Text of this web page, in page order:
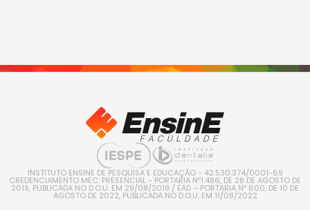
INSTITUTO ENSINE DE PESQUISA E EDUCAÇÃO - 42.530.374/0001-69
CREDENCIAMENTO MEC: PRESENCIAL - PORTARIA Nº1.486, DE 28 DE AGOSTO DE
2019, PUBLICADA NO D.O.U. EM 29/08/2019 / EAD – PORTARIA Nº 600, DE 10 DE
AGOSTO DE 2022, PUBLICADA NO D.O.U. EM 11/08/2022